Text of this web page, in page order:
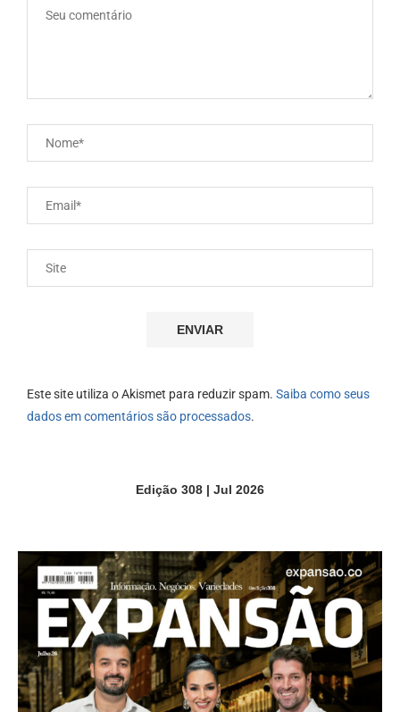
Este site utiliza o Akismet para reduzir spam. Saiba como seus
dados em comentários são processados.
Edição 308 | Jul 2026